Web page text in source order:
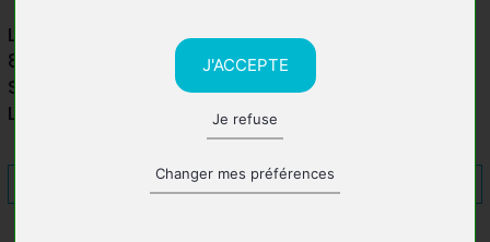
J'ACCEPTE
Je refuse
Changer mes préférences
Librairie Autrement
82 Rue Juliette Dodu,
Saint-Denis 97400
La Réunion